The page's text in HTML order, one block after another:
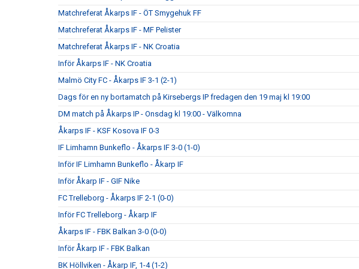
Matchreferat Åkarps IF - ÖT Smygehuk FF
Matchreferat Åkarps IF - MF Pelister
Matchreferat Åkarps IF - NK Croatia
Inför Åkarps IF - NK Croatia
Malmö City FC - Åkarps IF 3-1 (2-1)
Dags för en ny bortamatch på Kirsebergs IP fredagen den 19 maj kl 19:00
DM match på Åkarps IP - Onsdag kl 19:00 - Välkomna
Åkarps IF - KSF Kosova IF 0-3
IF Limhamn Bunkeflo - Åkarps IF 3-0 (1-0)
Inför IF Limhamn Bunkeflo - Åkarp IF
Inför Åkarp IF - GIF Nike
FC Trelleborg - Åkarps IF 2-1 (0-0)
Inför FC Trelleborg - Åkarp IF
Åkarps IF - FBK Balkan 3-0 (0-0)
Inför Åkarp IF - FBK Balkan
BK Höllviken - Åkarp IF, 1-4 (1-2)